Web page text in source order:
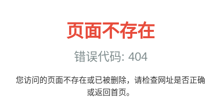
页面不存在
错误代码: 404
您访问的页面不存在或已被删除，请检查网址是否正确
或返回首页。